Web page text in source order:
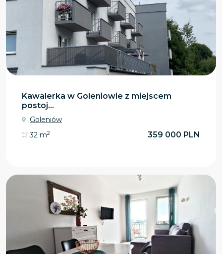
Kawalerka w Goleniowie z miejscem
postoj...
Goleniów
32 m2 359 000 PLN